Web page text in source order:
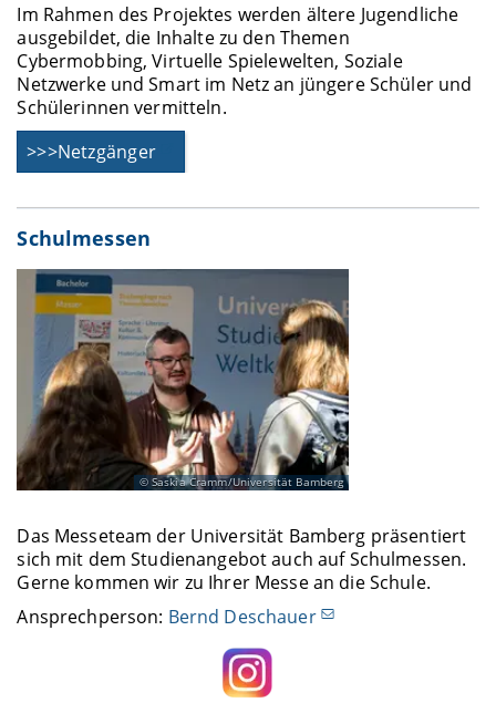
Im Rahmen des Projektes werden ältere Jugendliche
ausgebildet, die Inhalte zu den Themen
Cybermobbing, Virtuelle Spielewelten, Soziale
Netzwerke und Smart im Netz an jüngere Schüler und
Schülerinnen vermitteln.
>>>Netzgänger
Schulmessen
Saskia Cramm/Universität Bamberg
Das Messeteam der Universität Bamberg präsentiert
sich mit dem Studienangebot auch auf Schulmessen.
Gerne kommen wir zu Ihrer Messe an die Schule.
Ansprechperson: Bernd Deschauer